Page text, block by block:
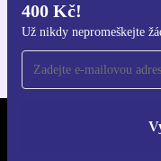
400 Kč!
Už nikdy nepromeškejte
REFURBED